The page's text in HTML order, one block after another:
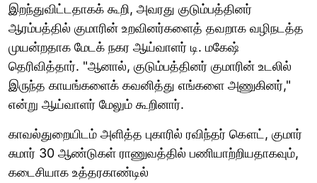
இறந்துவிட்டதாகக் கூறி, அவரது குடும்பத்தினர்
ஆரம்பத்தில் குமாரின் உறவினர்களைத் தவறாக வழிநடத்த
முயன்றதாக மேடக் நகர ஆய்வாளர் டி. மகேஷ்
தெரிவித்தார். "ஆனால், குடும்பத்தினர் குமாரின் உடலில்
இருந்த காயங்களைக் கவனித்து எங்களை அணுகினர்,"
என்று ஆய்வாளர் மேலும் கூறினார்.
காவல்துறையிடம் அளித்த புகாரில் ரவிந்தர் கௌட், குமார்
சுமார் 30 ஆண்டுகள் ராணுவத்தில் பணியாற்றியதாகவும்,
கடைசியாக உத்தரகாண்டில்